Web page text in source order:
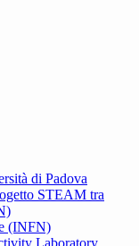
di Padova
STEAM tra
(INFN)